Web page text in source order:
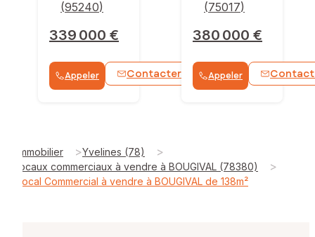
(95240)
339 000 €
Appeler Contacter WhatsApp
(75017)
380 000 €
Appeler
Immobilier >Yvelines (78) >
locaux commerciaux à vendre à BOUGIVAL (78380) >
Local Commercial à vendre à BOUGIVAL de 138m²